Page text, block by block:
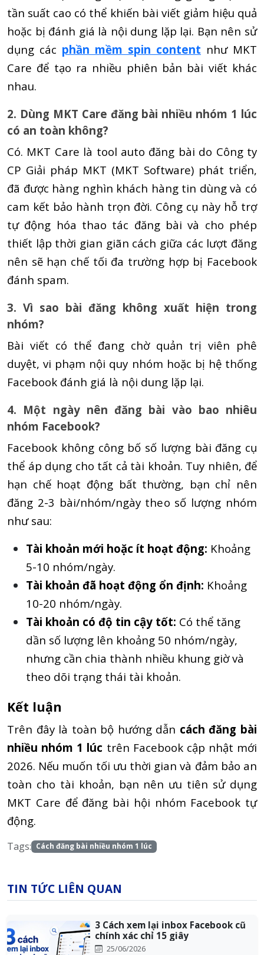
tần suất cao có thể khiến bài viết giảm hiệu quả
hoặc bị đánh giá là nội dung lặp lại. Bạn nên sử
dụng các phần mềm spin content như MKT
Care để tạo ra nhiều phiên bản bài viết khác
nhau.
2. Dùng MKT Care đăng bài nhiều nhóm 1 lúc
có an toàn không?
Có. MKT Care là tool auto đăng bài do Công ty
CP Giải pháp MKT (MKT Software) phát triển,
đã được hàng nghìn khách hàng tin dùng và có
cam kết bảo hành trọn đời. Công cụ này hỗ trợ
tự động hóa thao tác đăng bài và cho phép
thiết lập thời gian giãn cách giữa các lượt đăng
nên sẽ hạn chế tối đa trường hợp bị Facebook
đánh spam.
3. Vì sao bài đăng không xuất hiện trong
nhóm?
Bài viết có thể đang chờ quản trị viên phê
duyệt, vi phạm nội quy nhóm hoặc bị hệ thống
Facebook đánh giá là nội dung lặp lại.
4. Một ngày nên đăng bài vào bao nhiêu
nhóm Facebook?
Facebook không công bố số lượng bài đăng cụ
thể áp dụng cho tất cả tài khoản. Tuy nhiên, để
hạn chế hoạt động bất thường, bạn chỉ nên
đăng 2-3 bài/nhóm/ngày theo số lượng nhóm
như sau:
Tài khoản mới hoặc ít hoạt động: Khoảng
5-10 nhóm/ngày.
Tài khoản đã hoạt động ổn định: Khoảng
10-20 nhóm/ngày.
Tài khoản có độ tin cậy tốt: Có thể tăng
dần số lượng lên khoảng 50 nhóm/ngày,
nhưng cần chia thành nhiều khung giờ và
theo dõi trạng thái tài khoản.
Kết luận
Trên đây là toàn bộ hướng dẫn cách đăng bài
nhiều nhóm 1 lúc trên Facebook cập nhật mới
2026. Nếu muốn tối ưu thời gian và đảm bảo an
toàn cho tài khoản, bạn nên ưu tiên sử dụng
MKT Care để đăng bài hội nhóm Facebook tự
động.
Tags: Cách đăng bài nhiều nhóm 1 lúc
TIN TỨC LIÊN QUAN
3 Cách xem lại inbox Facebook cũ
chính xác chỉ 15 giây
25/06/2026